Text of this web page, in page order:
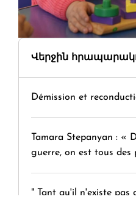
Վերջին
Démission et
Tamara Stepanyan : «
guerre, on est tous des
" Tant qu'il n'existe pas